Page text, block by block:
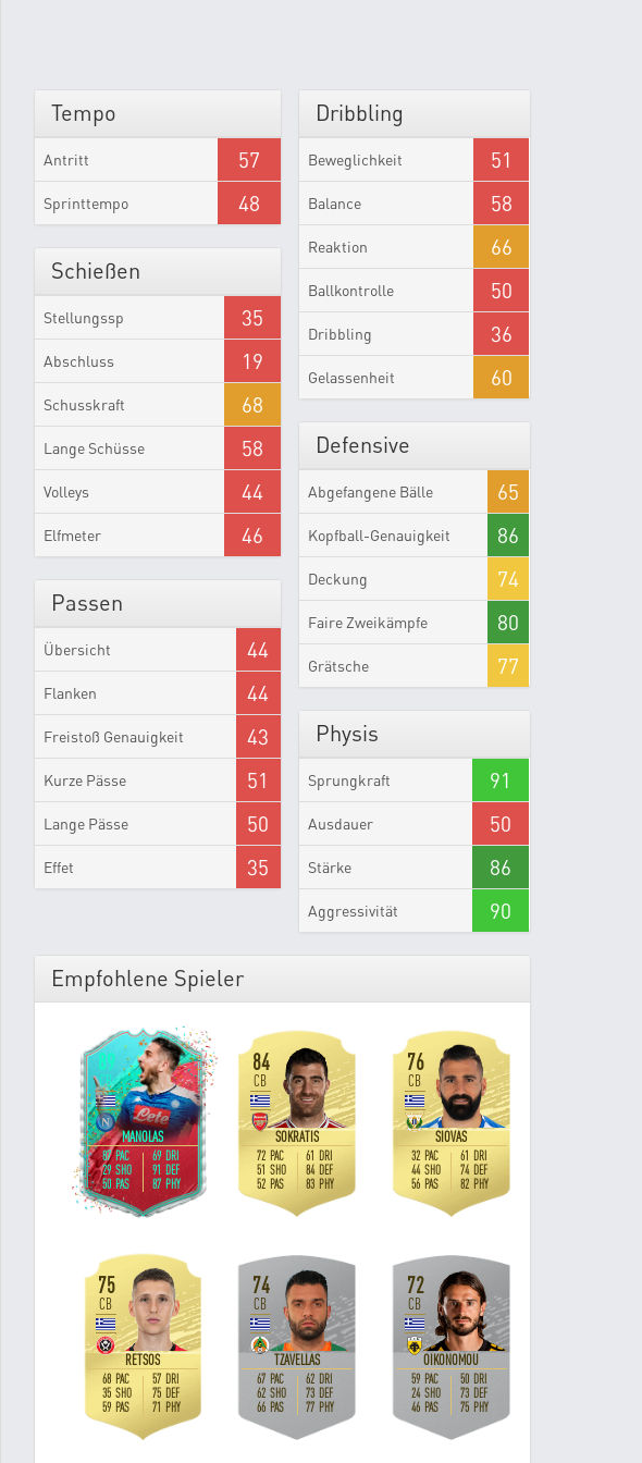
Tempo
Antritt 57
Sprinttempo 48
Schießen
Stellungssp 35
Abschluss 19
Schusskraft 68
Lange Schüsse 58
Volleys 44
Elfmeter 46
Passen
Übersicht 44
Flanken 44
Freistoß Genauigkeit 43
Kurze Pässe 51
Lange Pässe 50
Effet 35
Dribbling
Beweglichkeit 51
Balance 58
Reaktion 66
Ballkontrolle 50
Dribbling 36
Gelassenheit 60
Defensive
Abgefangene Bälle 65
Kopfball-Genauigkeit 86
Deckung 74
Faire Zweikämpfe 80
Grätsche 77
Physis
Sprungkraft 91
Ausdauer 50
Stärke 86
Aggressivität 90
Empfohlene Spieler